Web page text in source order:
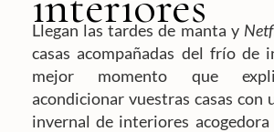
Llegan las tardes de manta y
casas acompañadas del frío de
mejor momento que
acondicionar vuestras casas con
invernal de interiores